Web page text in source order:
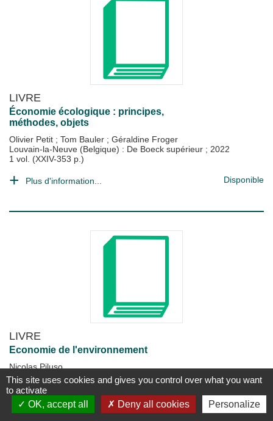
LIVRE
Économie écologique : principes,
méthodes, objets
Olivier Petit ; Tom Bauler ; Géraldine Froger
Louvain-la-Neuve (Belgique) : De Boeck supérieur ; 2022
1 vol. (XXIV-353 p.)
Plus d'information... Disponible
LIVRE
Economie de l'environnement
Nicolas Piluso
Paris : Dunod ;2021
1 vol. (165 p.)
Plus d'information... Disponible
This site uses cookies and gives you control over what you want
to activate
OK, accept all
Deny all cookies Personalize